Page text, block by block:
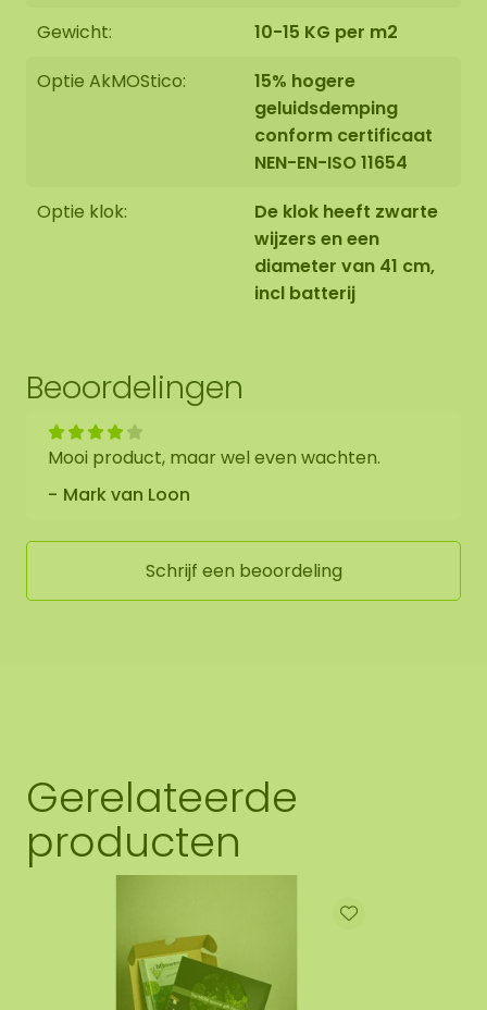
info@mosschilderij.nl
Gewicht:
10-15 KG per m2
Optie AkMOStico:
15% hogere
geluidsdemping
conform certificaat
NEN-EN-ISO 11654
Optie klok:
De klok heeft zwarte
wijzers en een
diameter van 41 cm,
incl batterij
Beoordelingen
Mooi product, maar wel even wachten.
Mark van Loon
Schrijf een beoordeling
Gerelateerde
producten